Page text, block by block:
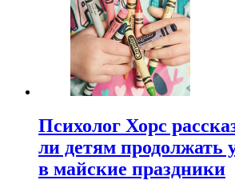
Психолог Хорс
ли детям продолжать
в майские праздники